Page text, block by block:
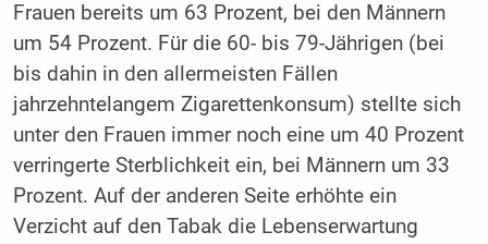
Frauen bereits um 63 Prozent, bei den Männern
um 54 Prozent. Für die 60- bis 79-Jährigen (bei
bis dahin in den allermeisten Fällen
jahrzehntelangem Zigarettenkonsum) stellte sich
unter den Frauen immer noch eine um 40 Prozent
verringerte Sterblichkeit ein, bei Männern um 33
Prozent. Auf der anderen Seite erhöhte ein
Verzicht auf den Tabak die Lebenserwartung